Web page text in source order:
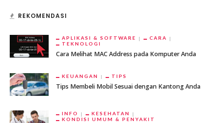
REKOMENDASI
APLIKASI & SOFTWARE
CARA
TEKNOLOGI
Cara Melihat MAC Address pada Komputer Anda
KEUANGAN TIPS
Tips Membeli Mobil Sesuai dengan Kantong Anda
INFO
KESEHATAN
KONDISI UMUM & PENYAKIT